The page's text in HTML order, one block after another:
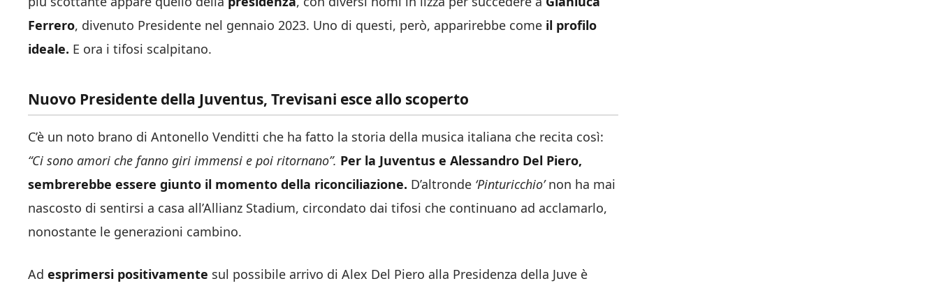
Ferrero, divenuto Presidente nel gennaio 2023. Uno di questi, però, apparirebbe come il profilo
ideale. E ora i tifosi scalpitano.
Nuovo Presidente della Juventus, Trevisani esce allo scoperto
C’è un noto brano di Antonello Venditti che ha fatto la storia della musica italiana che recita così:
“Ci sono amori che fanno giri immensi e poi ritornano”. Per la Juventus e Alessandro Del Piero,
sembrerebbe essere giunto il momento della riconciliazione. D’altronde ‘Pinturicchio’non ha mai
nascosto di sentirsi a casa all’Allianz Stadium, circondato dai tifosi che continuano ad acclamarlo,
nonostante le generazioni cambino.
Ad esprimersi positivamente sul possibile arrivo di Alex Del Piero alla Presidenza della Juve è